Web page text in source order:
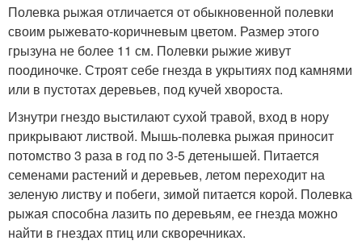
Полевка рыжая отличается от обыкновенной полевки
своим рыжевато-коричневым цветом. Размер этого
грызуна не более 11 см. Полевки рыжие живут
поодиночке. Строят себе гнезда в укрытиях под камнями
или в пустотах деревьев, под кучей хвороста.
Изнутри гнездо выстилают сухой травой, вход в нору
прикрывают листвой. Мышь-полевка рыжая приносит
потомство 3 раза в год по 3-5 детенышей. Питается
семенами растений и деревьев, летом переходит на
зеленую листву и побеги, зимой питается корой. Полевка
рыжая способна лазить по деревьям, ее гнезда можно
найти в гнездах птиц или скворечниках.